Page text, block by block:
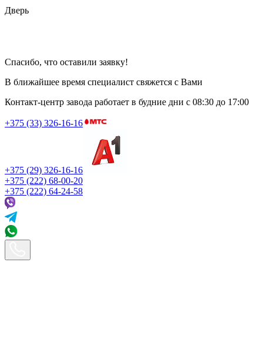
Дверь
Спасибо, что оставили заявку!
В ближайшее время специалист свяжется с Вами
Контакт-центр завода работает в будние дни с 08:30 до 17:00
+375 (33) 326-16-16
+375 (29) 326-16-16
+375 (222) 68-00-20
+375 (222) 64-24-58